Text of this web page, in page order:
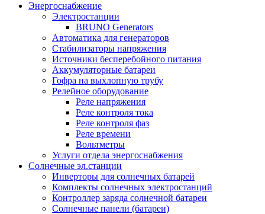
Энергоснабжение
Электростанции
BRUNO Generators
Автоматика для генераторов
Стабилизаторы напряжения
Источники бесперебойного питания
Аккумуляторные батареи
Гофра на выхлопную трубу
Релейное оборудование
Реле напряжения
Реле контроля тока
Реле контроля фаз
Реле времени
Вольтметры
Услуги отдела энергоснабжения
Солнечные эл.станции
Инверторы для солнечных батарей
Комплекты солнечных электростанций
Контроллер заряда солнечной батареи
Солнечные панели (батареи)